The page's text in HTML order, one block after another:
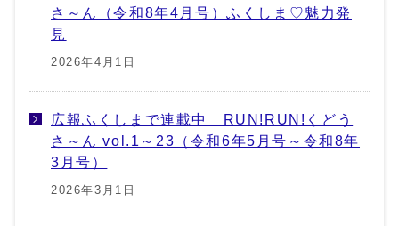
さ～ん（令和8年4月号）ふくしま♡魅力発
見
2026年4月1日
広報ふくしまで連載中 RUN!RUN!くどう
さ～ん vol.1～23（令和6年5月号～令和8年
3月号）
2026年3月1日